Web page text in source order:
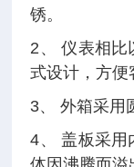
锈。
2、 仪表相比
式设计，方便
3、 外箱采用
4、 盖板采用